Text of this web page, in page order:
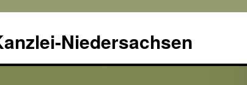
Niedersachsen